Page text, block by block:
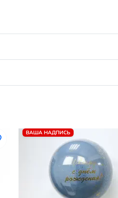
ВАША НАДПИСЬ